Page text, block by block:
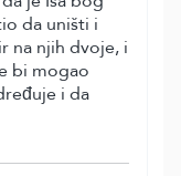
da uništi i
na njih dvoje, i
bi mogao
i da